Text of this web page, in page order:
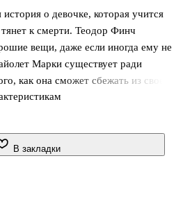
о девочке, которая учится
к смерти. Теодор Финч
вещи, даже если иногда ему не
Марки существует ради
как она сможет сбежать из своего
воспоминаний о своей
быть самим собой - забавным
В закладки